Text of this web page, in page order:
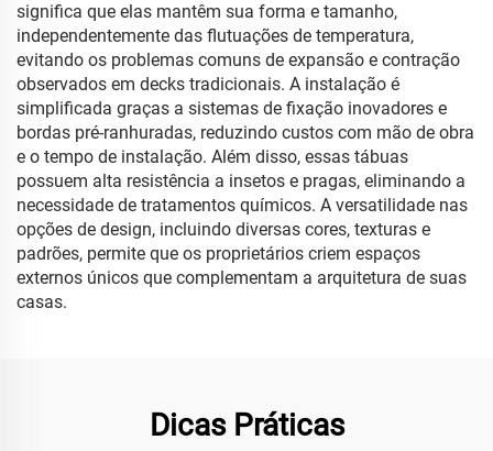
significa que elas mantêm sua forma e tamanho,
independentemente das flutuações de temperatura,
evitando os problemas comuns de expansão e contração
observados em decks tradicionais. A instalação é
simplificada graças a sistemas de fixação inovadores e
bordas pré-ranhuradas, reduzindo custos com mão de obra
e o tempo de instalação. Além disso, essas tábuas
possuem alta resistência a insetos e pragas, eliminando a
necessidade de tratamentos químicos. A versatilidade nas
opções de design, incluindo diversas cores, texturas e
padrões, permite que os proprietários criem espaços
externos únicos que complementam a arquitetura de suas
casas.
Dicas Práticas